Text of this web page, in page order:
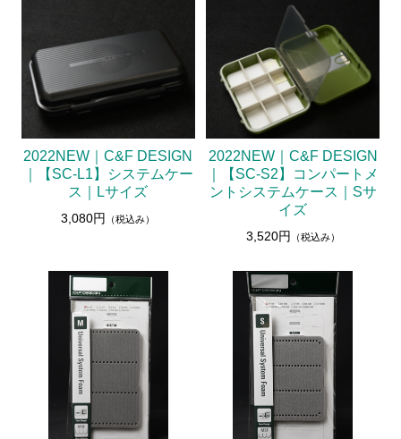
2022NEW｜C&F DESIGN
｜【SC-L1】システムケー
ス｜Lサイズ
3,080円 （税込み）
2022NEW｜C&F DESIGN
｜【SC-S2】コンパートメ
ントシステムケース｜Sサ
イズ
3,520円 （税込み）